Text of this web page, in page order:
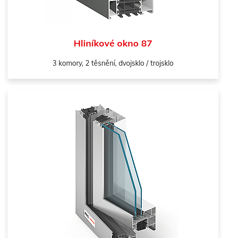
Hliníkové okno 87
3 komory, 2 těsnění, dvojsklo / trojsklo